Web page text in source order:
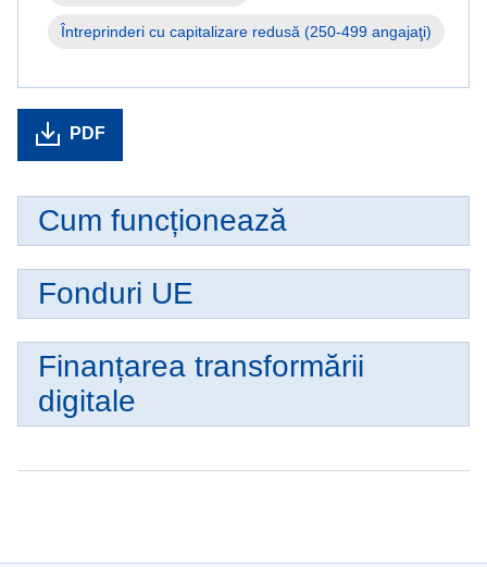
pentru
Întreprinderi cu capitalizare redusă (250-499 angajaţi)
PDF
Cum funcționează
Fonduri UE
Finanțarea transformării
digitale